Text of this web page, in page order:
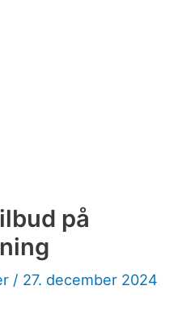
på
/ 27. december 2024